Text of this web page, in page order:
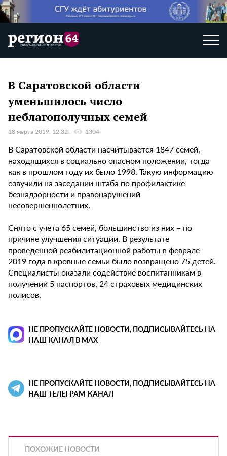
В Саратовской области
уменьшилось число
неблагополучных семей
18 марта 2019, 12:32 1304
В Саратовской области насчитывается 1847 семей,
находящихся в социально опасном положении, тогда
как в прошлом году их было 1998. Такую информацию
озвучили на заседании штаба по профилактике
безнадзорности и правонарушений
несовершеннолетних.
Снято с учета 65 семей, большинство из них – по
причине улучшения ситуации. В результате
проведенной реабилитационной работы в феврале
2019 года в кровные семьи было возвращено 75 детей.
Специалисты оказали содействие воспитанникам в
получении 5 паспортов, 24 страховых медицинских
полисов.
НЕ ПРОПУСКАЙТЕ НОВОСТИ, ПОДПИСЫВАЙТЕСЬ НА
НАШ КАНАЛ В MAX
НЕ ПРОПУСКАЙТЕ НОВОСТИ, ПОДПИСЫВАЙТЕСЬ НА
НАШ ТЕЛЕГРАМ-КАНАЛ
ПОХОЖИЕ НОВОСТИ